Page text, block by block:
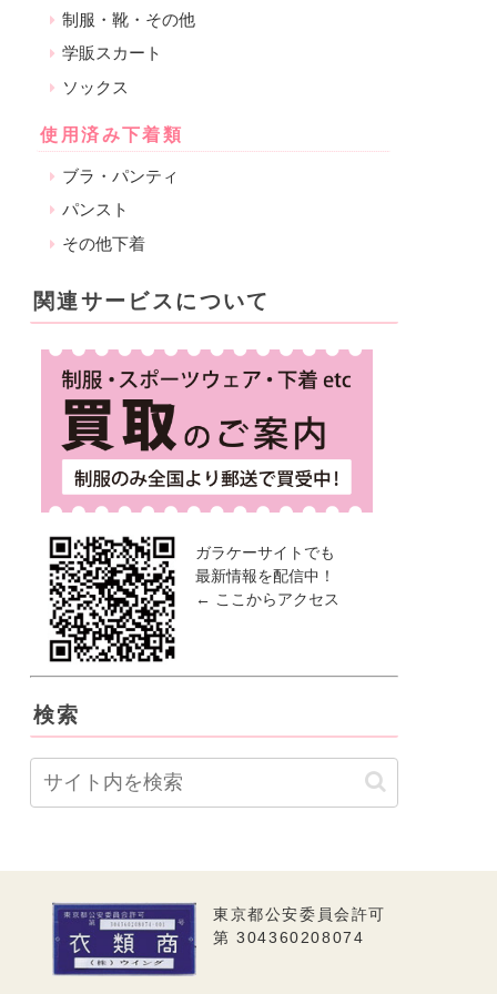
制服・靴・その他
学販スカート
ソックス
使用済み下着類
ブラ・パンティ
パンスト
その他下着
関連サービスについて
ガラケーサイトでも
最新情報を配信中！
← ここからアクセス
検索
東京都公安委員会許可
第 304360208074